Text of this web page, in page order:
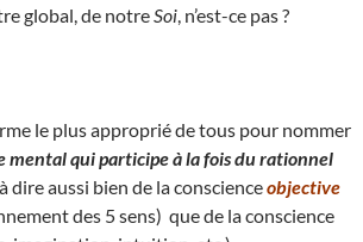
global, de notre Soi , n’est-ce pas ?
le plus approprié de tous pour nommer
mental qui participe à la fois du rationnel
à dire aussi bien de la conscienceobjective
des 5 sens) que de la conscience